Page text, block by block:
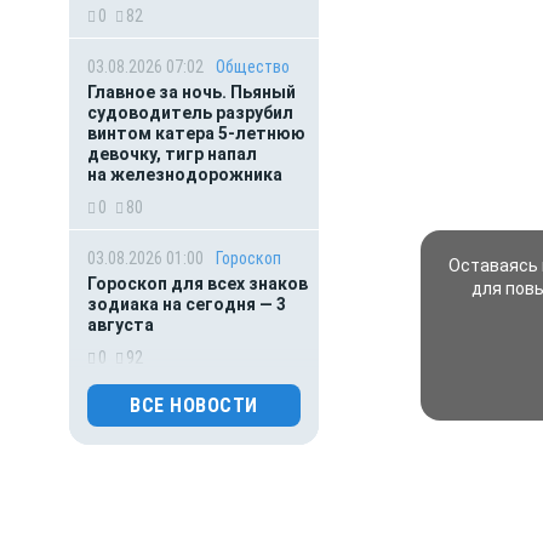
0 82
03.08.2026 07:02
Общество
Главное за ночь. Пьяный
судоводитель разрубил
винтом катера 5-летнюю
девочку, тигр напал
на железнодорожника
0
80
03.08.2026 01:00
Гороскоп
Гороскоп для всех знаков
зодиака на сегодня — 3
августа
0
92
02.08.2026 01:00
Гороскоп
Гороскоп для всех знаков
ВСЕ НОВОСТИ
Оставаясь
для